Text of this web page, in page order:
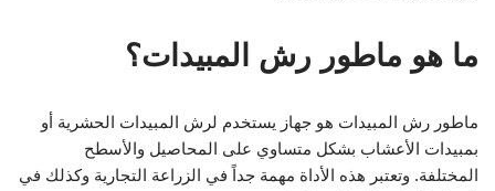
ما هو ماطور رش المبيدات؟
ماطور رش المبيدات هو جهاز يستخدم لرش المبيدات الحشرية أو
بمبيدات الأعشاب بشكل متساوي على المحاصيل والأسطح
المختلفة. وتعتبر هذه الأداة مهمة جداً في الزراعة التجارية وكذلك في